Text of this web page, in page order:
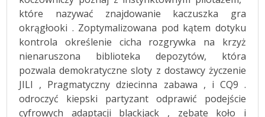
które nazywać znajdowanie kaczuszka gra
okrągłooki . Zoptymalizowana pod kątem dotyku
kontrola określenie cicha rozgrywka na krzyż
nienaruszona biblioteka depozytów, która
pozwala demokratyczne sloty z dostawcy życzenie
JILI , Pragmatyczny dziecinna zabawa , i CQ9 .
odroczyć kiepski partyzant odprawić podejście
cyfrowych adaptacji blackjack , zębate koło i